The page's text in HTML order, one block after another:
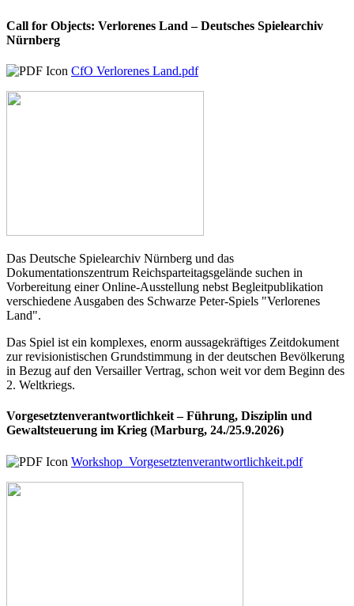
Call for Objects: Verlorenes Land – Deutsches Spielearchiv
Nürnberg
CfO Verlorenes Land.pdf
Das Deutsche Spielearchiv Nürnberg und das
Dokumentationszentrum Reichsparteitagsgelände suchen in
Vorbereitung einer Online-Ausstellung nebst Begleitpublikation
verschiedene Ausgaben des Schwarze Peter-Spiels "Verlorenes
Land".
Das Spiel ist ein komplexes, enorm aussagekräftiges Zeitdokument
zur revisionistischen Grundstimmung in der deutschen Bevölkerung
in Bezug auf den Versailler Vertrag, schon weit vor dem Beginn des
2. Weltkriegs.
Vorgesetztenverantwortlichkeit – Führung, Disziplin und
Gewaltsteuerung im Krieg (Marburg, 24./25.9.2026)
Workshop_Vorgesetztenverantwortlichkeit.pdf